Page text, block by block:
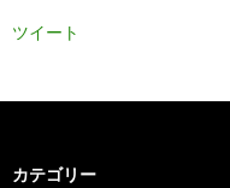
ツイート
カテゴリー